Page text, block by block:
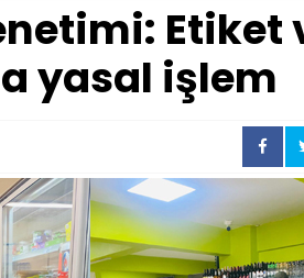
Etiket
yasal işlem